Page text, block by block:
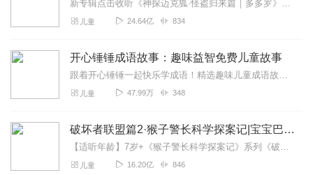
新专辑点击收听《神探迈克狐·怪盗归来篇｜多多罗》！！！>>>点击进入主播橱窗购买《神探迈克狐》系列图书吧!<<<多多罗故事【点击前往】收听多多罗其他好玩有趣的故...
儿童 24.64亿 834
开心锤锤成语故事：趣味益智免费儿童故事
跟着开心锤锤一起快乐学成语！精选趣味儿童成语故事，全程免费收听，情节生动有趣、节奏轻快，在欢乐的故事里积累成语、提升表达力，适合孩子日常磨耳朵，轻松收获知识与快...
儿童 47.99万 348
破坏者联盟篇2·猴子警长科学探案记|宝宝巴士故事
【适听年龄】7岁+《猴子警长科学探案记》系列《破坏者联盟篇1·猴子警长科学探案记》>>>《破坏者联盟篇2·猴子警长科学探案记》>>>《破坏者联盟篇3·猴子警长科...
儿童 16.20亿 846